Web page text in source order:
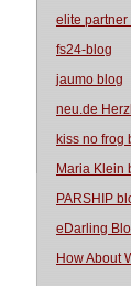
elite partner
fs24-blog
jaumo blog
neu.de
kiss no frog
Maria Klein
PARSHIP
eDarling
How About